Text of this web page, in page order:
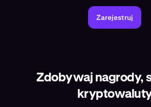
Zarejestruj
Zdobywaj nagrody,